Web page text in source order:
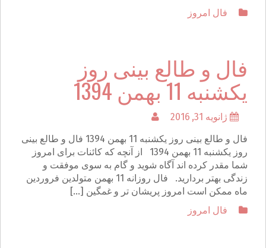
فال امروز
فال و طالع بینی روز
یکشنبه 11 بهمن 1394
ژانویه 31, 2016
فال و طالع بینی روز یکشنبه 11 بهمن 1394 فال و طالع بینی
روز یکشنبه 11 بهمن 1394 از آنچه که کائنات برای امروز
شما مقدر کرده اند آگاه شوید و گام به سوی موفقت و
زندگی بهتر بردارید. فال روزانه 11 بهمن متولدین فروردین
ماه ممكن است امروز پریشان تر و غمگین […]
فال امروز